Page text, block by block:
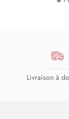
Livraison à